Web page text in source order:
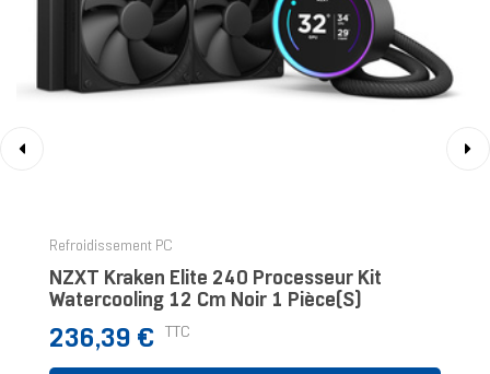
Refroidissement PC
NZXT Kraken Elite 240 Processeur Kit
Watercooling 12 Cm Noir 1 Pièce(s)
Prix
236,39 € TTC